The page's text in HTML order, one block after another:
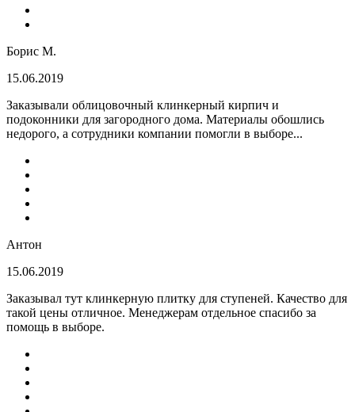
Борис М.
15.06.2019
Заказывали облицовочный клинкерный кирпич и
подоконники для загородного дома. Материалы обошлись
недорого, а сотрудники компании помогли в выборе...
Антон
15.06.2019
Заказывал тут клинкерную плитку для ступеней. Качество для
такой цены отличное. Менеджерам отдельное спасибо за
помощь в выборе.